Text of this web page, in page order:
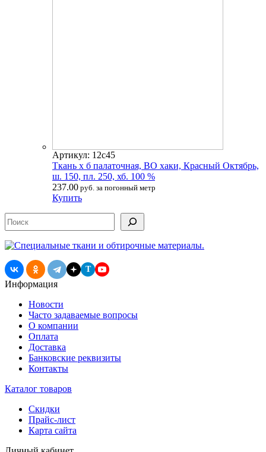
Артикул: 12с45
Ткань х б палаточная, ВО хаки, Красный Октябрь,
ш. 150, пл. 250, хб. 100 %
237.00 руб. за погонный метр
Купить
Поиск
T
Информация
Новости
Часто задаваемые вопросы
О компании
Оплата
Доставка
Банковские реквизиты
Контакты
Каталог товаров
Скидки
Прайс-лист
Карта сайта